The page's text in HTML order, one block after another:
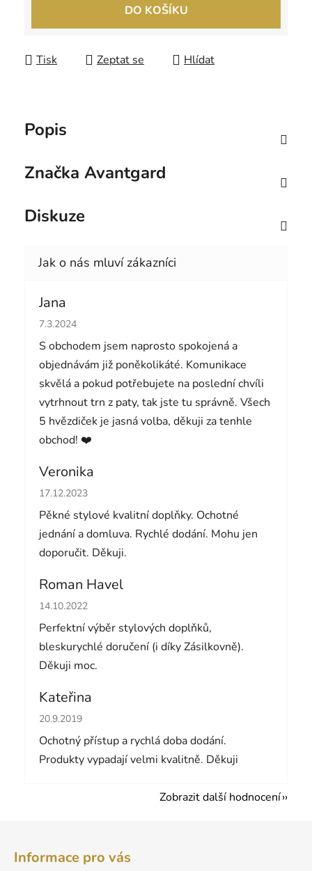
DO KOŠÍKU
Tisk Zeptat se Hlídat
Popis
Značka Avantgard
Diskuze
Jana
Hodnocení obchodu je 5 z 5 hvězdiček.
7.3.2024
S obchodem jsem naprosto spokojená a
objednávám již poněkolikáté. Komunikace
skvělá a pokud potřebujete na poslední chvíli
vytrhnout trn z paty, tak jste tu správně. Všech
5 hvězdiček je jasná volba, děkuji za tenhle
obchod! ❤️
Veronika
Hodnocení obchodu je 5 z 5 hvězdiček.
17.12.2023
Pěkné stylové kvalitní doplňky. Ochotné
jednání a domluva. Rychlé dodání. Mohu jen
doporučit. Děkuji.
Roman Havel
Hodnocení obchodu je 5 z 5 hvězdiček.
14.10.2022
Perfektní výběr stylových doplňků,
bleskurychlé doručení (i díky Zásilkovně).
Děkuji moc.
Kateřina
Hodnocení obchodu je 5 z 5 hvězdiček.
20.9.2019
Ochotný přístup a rychlá doba dodání.
Produkty vypadají velmi kvalitně. Děkuji
Zobrazit další hodnocení
Informace pro vás